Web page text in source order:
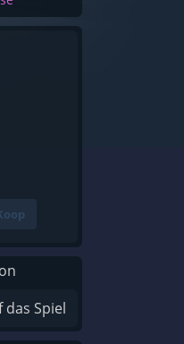
Spiel